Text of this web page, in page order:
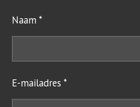
Naam *
E-mailadres *